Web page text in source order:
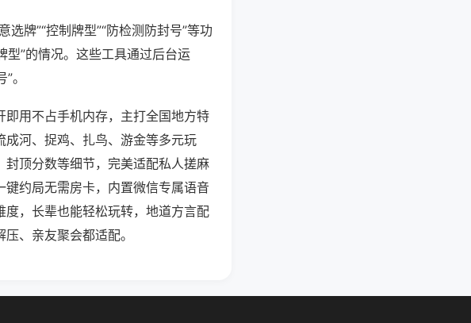
牌”“控制牌型”“防检测防封号”等功
型”的情况。这些工具通过后台运
。
用不占手机内存，主打全国地方特
河、捉鸡、扎鸟、游金等多元玩
顶分数等细节，完美适配私人搓麻
约局无需房卡，内置微信专属语音
，长辈也能轻松玩转，地道方言配
、亲友聚会都适配。